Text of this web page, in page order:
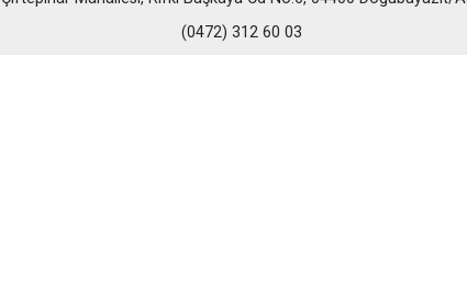
(0472) 312 60 03